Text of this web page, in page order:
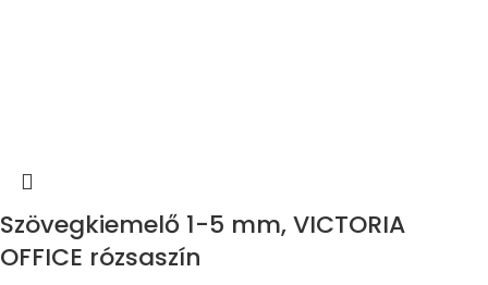
Szövegkiemelő 1-5 mm, VICTORIA
OFFICE rózsaszín